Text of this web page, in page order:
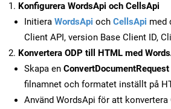
Konfigurera WordsApi och CellsApi
Initiera WordsApi och CellsApi med
Client API, version Base Client ID,
Konvertera ODP till HTML med
Skapa en ConvertDocumentRequest
filnamnet och formatet inställt på
Använd WordsApi för att konvertera